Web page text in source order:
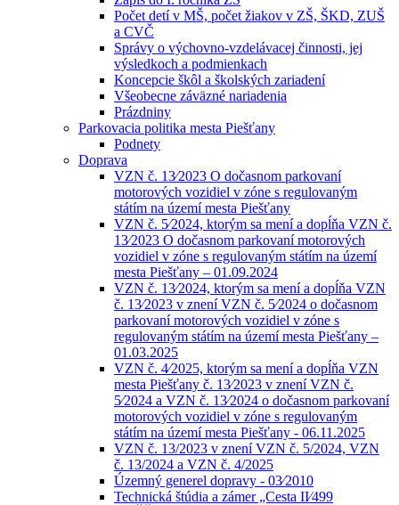
Počet detí v MŠ, počet žiakov v ZŠ, ŠKD, ZUŠ
a CVČ
Správy o výchovno-vzdelávacej činnosti, jej
výsledkoch a podmienkach
Koncepcie škôl a školských zariadení
Všeobecne záväzné nariadenia
Prázdniny
Parkovacia politika mesta Piešťany
Podnety
Doprava
VZN č. 13⁄2023 O dočasnom parkovaní
motorových vozidiel v zóne s regulovaným
státím na území mesta Piešťany
VZN č. 5⁄2024, ktorým sa mení a dopĺňa VZN č.
13⁄2023 O dočasnom parkovaní motorových
vozidiel v zóne s regulovaným státím na území
mesta Piešťany – 01.09.2024
VZN č. 13⁄2024, ktorým sa mení a dopĺňa VZN
č. 13⁄2023 v znení VZN č. 5⁄2024 o dočasnom
parkovaní motorových vozidiel v zóne s
regulovaným státím na území mesta Piešťany –
01.03.2025
VZN č. 4⁄2025, ktorým sa mení a dopĺňa VZN
mesta Piešťany č. 13⁄2023 v znení VZN č.
5⁄2024 a VZN č. 13⁄2024 o dočasnom parkovaní
motorových vozidiel v zóne s regulovaným
státím na území mesta Piešťany - 06.11.2025
VZN č. 13/2023 v znení VZN č. 5/2024, VZN
č. 13/2024 a VZN č. 4/2025
Územný generel dopravy - 03⁄2010
Technická štúdia a zámer „Cesta II⁄499